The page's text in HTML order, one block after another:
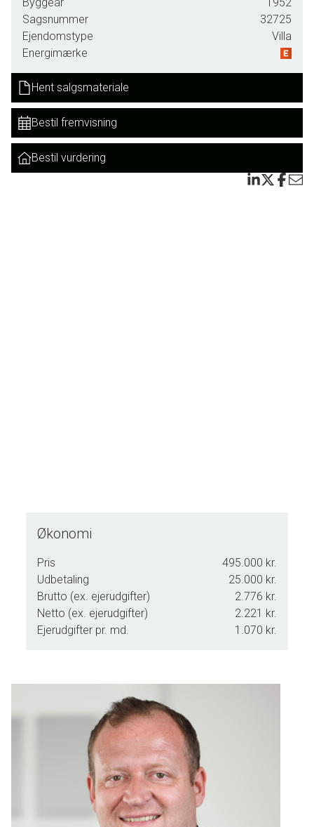
lysindfald. Et gæstetoilet samt opgang til 1. salen.
På 1. salen finder man to gode værelser samt mindre
repos.
Kælderen har egen indgang og her finder man husets flotte
og tidløse badeværelse, tekøkken og to disponible rum.
Højer er byen bag diget, som er en by i udvikling, og man
har de seneste år gjort rigtig meget for at fornye og bevare
den gamle bydel, med bl.a. ny belægning i de gamle
stræder og gader. Højer ligger i Tøndermarsken nær
Sagsnummer
32725
Ejendomstype
Villa
Energimærke
Hent salgsmateriale
Bestil fremvisning
Bestil vurdering
Økonomi
Pris
495.000 kr.
Udbetaling
25.000 kr.
Brutto (ex. ejerudgifter)
2.776 kr.
Netto (ex. ejerudgifter)
2.221 kr.
Ejerudgifter pr. md.
1.070 kr.